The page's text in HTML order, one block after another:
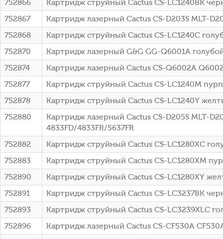
752866
Картридж струйный Cactus CS-LC1240BK
752867
Картридж лазерный Cactus CS-D203S MLT-
752868
Картридж струйный Cactus CS-LC1240C
752870
Картридж лазерный G&G GG-Q6001A
752874
Картридж лазерный Cactus CS-Q6002A
752877
Картридж струйный Cactus CS-LC1240M
752878
Картридж струйный Cactus CS-LC1240Y
752880
Картридж лазерный Cactus CS-D205S MLT-
4833FD/4833FR/5637FR
752882
Картридж струйный Cactus CS-LC1280XC
752883
Картридж струйный Cactus CS-LC1280XM
752890
Картридж струйный Cactus CS-LC1280XY
752891
Картридж струйный Cactus CS-LC3237BK
752893
Картридж струйный Cactus CS-LC3239XLC
752896
Картридж лазерный Cactus CS-CF530A